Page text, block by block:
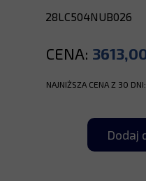
Dodaj
28LC504NUB026
CENA:
NAJNIŻSZA CENA Z 30